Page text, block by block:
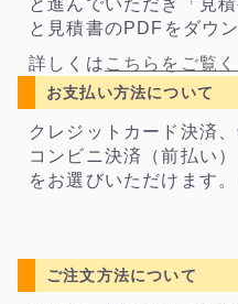
と進んでいただき「見
と見積書のPDFをダウ
詳しくは こちらをご覧
お支払い方法について
クレジットカード決済
コンビニ決済（前払い
をお選びいただけます
ご注文方法について